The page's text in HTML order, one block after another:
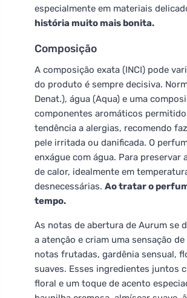
especialmente em materiais
história muito mais bonita.
Composição
A composição exata (INCI) pode
do produto é sempre decisiva.
Denat.), água (Aqua) e uma
componentes aromáticos
tendência a alergias, recomendo
pele irritada ou danificada. O
enxágue com água. Para
de calor, idealmente em
desnecessárias. Ao tratar o
tempo.
As notas de abertura de Aurum se
a atenção e criam uma sensação
notas frutadas, gardênia sensual,
suaves. Esses ingredientes juntos
floral e um toque de acento